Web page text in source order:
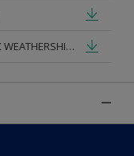
Update 01082016_DS_ID_ID_DULUX WEATHERSHIELD PRO PREMIUM EXTERIOR_mod.pdf